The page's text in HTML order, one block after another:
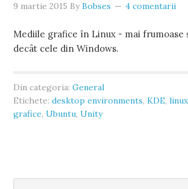
9 martie 2015 ByBobses 4 comentarii
Mediile grafice în Linux - mai frumoase
decât cele din Windows.
Din categoria:General
Etichete:desktop environments,KDE,linux
grafice,Ubuntu,Unity